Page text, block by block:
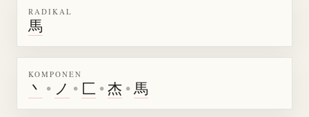
RADIKAL
馬
KOMPONEN
丶 • ノ • 匚 •杰 •馬